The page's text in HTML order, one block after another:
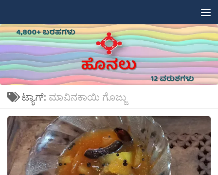
ಟ್ಯಾಗ್: ಮಾವಿನಕಾಯಿ ಗೊಜ್ಜು